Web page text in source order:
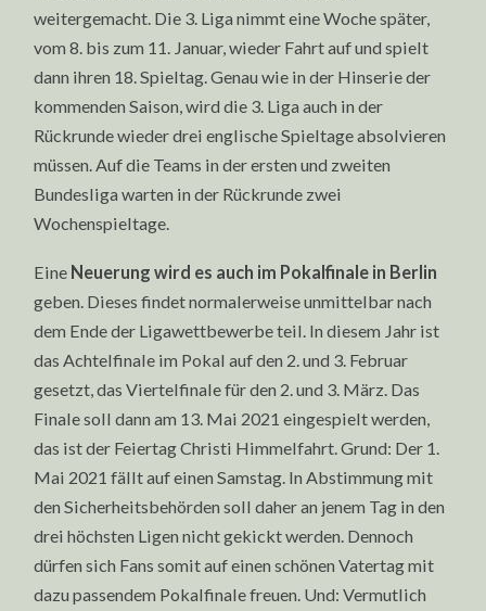
weitergemacht. Die 3. Liga nimmt eine Woche später,
vom 8. bis zum 11. Januar, wieder Fahrt auf und spielt
dann ihren 18. Spieltag. Genau wie in der Hinserie der
kommenden Saison, wird die 3. Liga auch in der
Rückrunde wieder drei englische Spieltage absolvieren
müssen. Auf die Teams in der ersten und zweiten
Bundesliga warten in der Rückrunde zwei
Wochenspieltage.
Eine Neuerung wird es auch im Pokalfinale in Berlin
geben. Dieses findet normalerweise unmittelbar nach
dem Ende der Ligawettbewerbe teil. In diesem Jahr ist
das Achtelfinale im Pokal auf den 2. und 3. Februar
gesetzt, das Viertelfinale für den 2. und 3. März. Das
Finale soll dann am 13. Mai 2021 eingespielt werden,
das ist der Feiertag Christi Himmelfahrt. Grund: Der 1.
Mai 2021 fällt auf einen Samstag. In Abstimmung mit
den Sicherheitsbehörden soll daher an jenem Tag in den
drei höchsten Ligen nicht gekickt werden. Dennoch
dürfen sich Fans somit auf einen schönen Vatertag mit
dazu passendem Pokalfinale freuen. Und: Vermutlich